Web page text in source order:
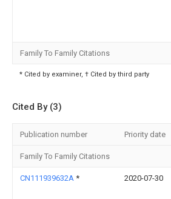
Family To Family Citations
* Cited by examiner, † Cited by third party
Cited By (3)
Publication number Priority date
Family To Family Citations
CN111939632A * 2020-07-30